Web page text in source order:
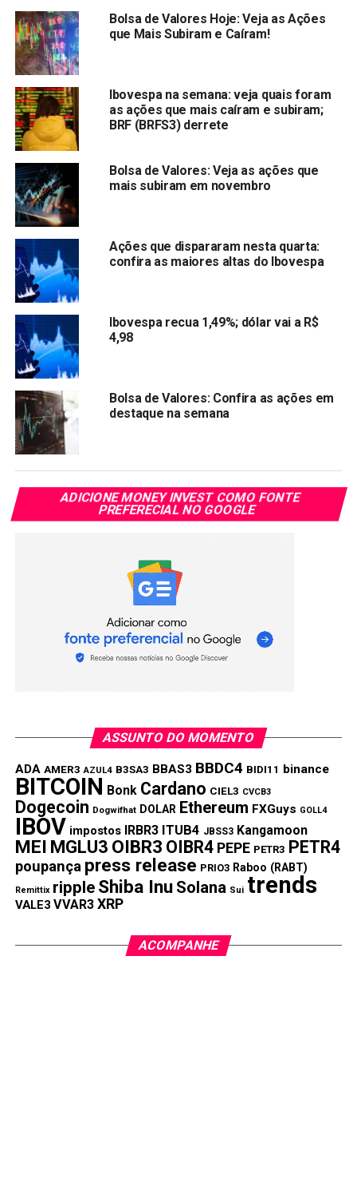
companhia, sem redução do capital social. As informações
são do Broadcast.
Compartilhar:
Copy
Link
WhatsApp
Twitter
Facebook
Reddit
Email
TÓPICOS RELACIONADOS: MRFG3
PRÓXIMA:
Ação da Oi desaba para R$ 0,57 centavos e
grupamento volta ser a melhor opção
NÃO PERCA:
Ibovespa aciona Circuit Breaker pela 2ª vez na
semana
Bolsa de Valores Hoje: Veja as Ações
que Mais Subiram e Caíram!
Ibovespa na semana: veja quais foram
as ações que mais caíram e subiram;
BRF (BRFS3) derrete
Bolsa de Valores: Veja as ações que
mais subiram em novembro
Ações que dispararam nesta quarta:
confira as maiores altas do Ibovespa
Ibovespa recua 1,49%; dólar vai a R$
4,98
Bolsa de Valores: Confira as ações em
destaque na semana
ADICIONE MONEY INVEST COMO FONTE
PREFERECIAL NO GOOGLE
ASSUNTO DO MOMENTO
ADA AMER3 AZUL4 B3SA3 BBAS3 BBDC4 BIDI11 binance
BITCOIN Bonk Cardano CIEL3 CVCB3
Dogecoin Dogwifhat DOLAR Ethereum FXGuys GOLL4
IBOV impostos IRBR3 ITUB4 JBSS3 Kangamoon
MEI MGLU3 OIBR3 OIBR4 PEPE PETR3 PETR4
poupança press release PRIO3 Raboo (RABT)
Remittix ripple Shiba Inu Solana Sui trends
VALE3 VVAR3 XRP
ACOMPANHE